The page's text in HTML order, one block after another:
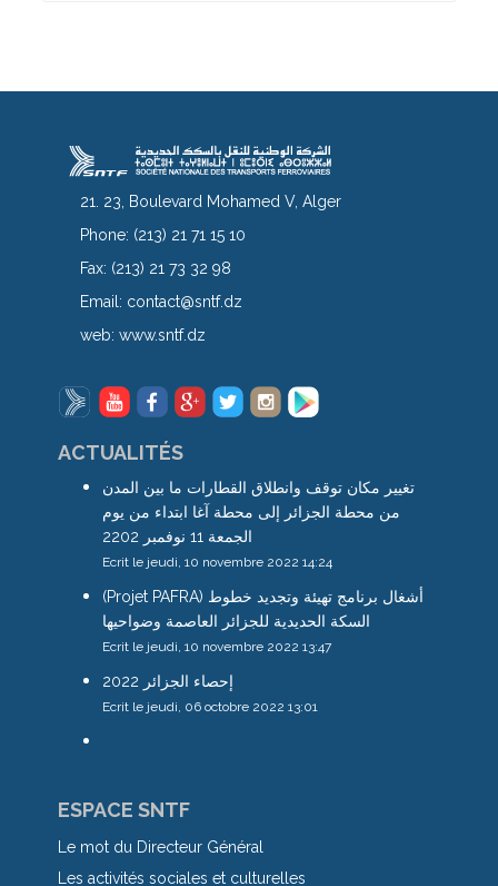
21. 23, Boulevard Mohamed V, Alger
Phone: (213) 21 71 15 10
Fax: (213) 21 73 32 98
Email: contact@sntf.dz
web:www.sntf.dz
ACTUALITÉS
تغيير مكان توقف وانطلاق القطارات ما بين المدن
من محطة الجزائر إلى محطة آغا ابتداء من يوم
الجمعة 11 نوفمبر 2202
Ecrit le jeudi, 10 novembre 2022 14:24
(Projet PAFRA) أشغال برنامج تهيئة وتجديد خطوط
السكة الحديدية للجزائر العاصمة وضواحيها
Ecrit le jeudi, 10 novembre 2022 13:47
إحصاء الجزائر 2022
Ecrit le jeudi, 06 octobre 2022 13:01
ESPACE SNTF
Le mot du Directeur Général
Les activités sociales et culturelles